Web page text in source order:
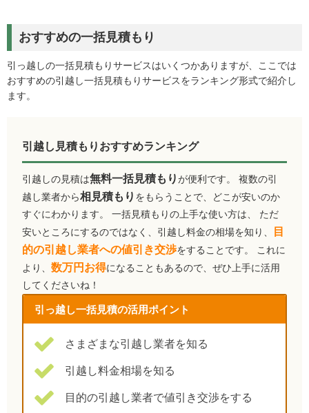
おすすめの一括見積もり
引っ越しの一括見積もりサービスはいくつかありますが、ここでは
おすすめの引越し一括見積もりサービスをランキング形式で紹介し
ます。
引越し見積もりおすすめランキング
引越しの見積は無料一括見積もりが便利です。 複数の引
越し業者から相見積もり をもらうことで、どこが安いのか
すぐにわかります。 一括見積もりの上手な使い方は、 ただ
安いところにするのではなく、引越し料金の相場を知り、
目
的の引越し業者への値引き交渉をすることです。 これに
より、数万円お得になることもあるので、ぜひ上手に活用
してくださいね！
引っ越し一括見積の活用ポイント
さまざまな引越し業者を知る
引越し料金相場を知る
目的の引越し業者で値引き交渉をする